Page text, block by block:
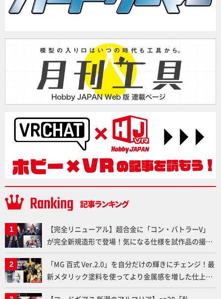
【完全リニューアル】超合金に「コン・バトラーV」
が完全新規造形で登場！気になる仕様を試作品の撮り
下ろしでご紹介!!さらに「大鉄人17」＆「ワンエイ
ト」セット情報もお届け！【超合金の魂】
「MG 百式 Ver.2.0」を自分だけの輝きにチェンジ！最
新メタリック塗料を使ってより金属感を増した仕上が
りに!!【試し読み】